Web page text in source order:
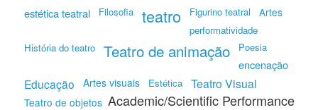
estética teatral Filosofia teatro Figurino teatral Artes
performatividade
História do teatro
Teatro de animação Poesia
encenação
Educação Artes visuais Estética Teatro Visual
Teatro de objetos Academic/Scientific Performance